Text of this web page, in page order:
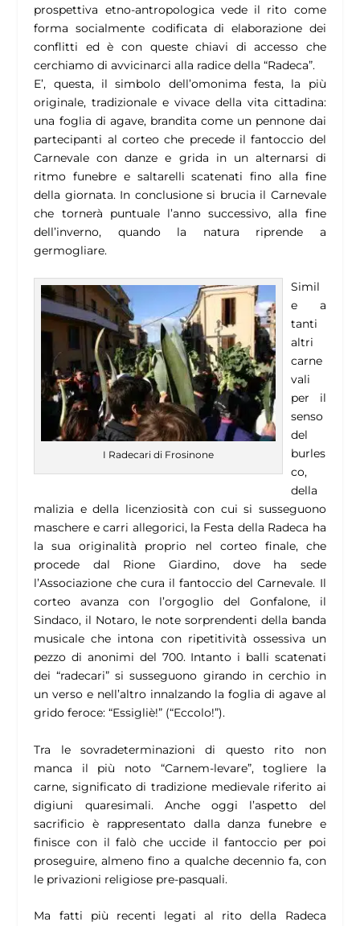
prospettiva etno-antropologica vede il rito come
forma socialmente codificata di elaborazione dei
conflitti ed è con queste chiavi di accesso che
cerchiamo di avvicinarci alla radice della “Radeca”.
E’, questa, il simbolo dell’omonima festa, la più
originale, tradizionale e vivace della vita cittadina:
una foglia di agave, brandita come un pennone dai
partecipanti al corteo che precede il fantoccio del
Carnevale con danze e grida in un alternarsi di
ritmo funebre e saltarelli scatenati fino alla fine
della giornata. In conclusione si brucia il Carnevale
che tornerà puntuale l’anno successivo, alla fine
dell’inverno, quando la natura riprende a
germogliare.
I Radecari di Frosinone
Simil
e a
tanti
altri
carne
vali
per il
senso
del
burles
co,
della
malizia e della licenziosità con cui si susseguono
maschere e carri allegorici, la Festa della Radeca ha
la sua originalità proprio nel corteo finale, che
procede dal Rione Giardino, dove ha sede
l’Associazione che cura il fantoccio del Carnevale. Il
corteo avanza con l’orgoglio del Gonfalone, il
Sindaco, il Notaro, le note sorprendenti della banda
musicale che intona con ripetitività ossessiva un
pezzo di anonimi del 700. Intanto i balli scatenati
dei “radecari” si susseguono girando in cerchio in
un verso e nell’altro innalzando la foglia di agave al
grido feroce: “Essigliè!” (“Eccolo!”).
Tra le sovradeterminazioni di questo rito non
manca il più noto “Carnem-levare”, togliere la
carne, significato di tradizione medievale riferito ai
digiuni quaresimali. Anche oggi l’aspetto del
sacrificio è rappresentato dalla danza funebre e
finisce con il falò che uccide il fantoccio per poi
proseguire, almeno fino a qualche decennio fa, con
le privazioni religiose pre-pasquali.
Ma fatti più recenti legati al rito della Radeca